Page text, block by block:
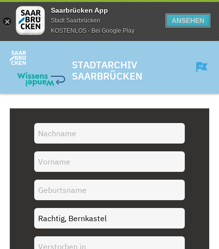
Saarbrücken App
Stadt Saarbrücken
KOSTENLOS - Bei Google Play
ANSEHEN
STADTARCHIV
SAARBRÜCKEN